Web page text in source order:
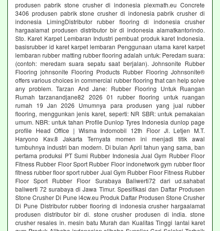
produsen pabrik stone crusher di indonesia plexmath.eu Concrete
3406 produsen pabrik stone crusher di indonesia pabrik crusher di
indonesia LimingDistributor rubber flooring di indonesia crusher
hargaalamat produsen distributor bir di indonesia alamatkantorindo.
Sto. Karet Karpet Lembaran Industri pembuat produk karet Indonesia.
basisrubber id karet karpet lembaran Penggunaan utama karet karpet
lembaran rubber matting rubber flooring adalah untuk: Peredam suara:
(contoh: meredam suara sepatu saat berjalan). Johnsonite Rubber
Flooring johnsonite Flooring Products Rubber Flooring Johnsonite®
offers various choices in commercial rubber flooring that can help solve
any problem. Tarzan And Jane: Rubber Flooring Untuk Ruangan
Rumah tarzanandjane82 2026 01 rubber flooring untuk ruangan
rumah 19 Jan 2026 Umumnya para produsen yang jual rubber
flooring, menggunkan jenis karet, seperti: NR SBR: untuk pemakaian
umum. NBR: untuk tahan Profile Dunlop Tyres Indonesia dunlop page
profile Head Office | Wisma Indomobil 12th Floor Jl. Letjen M.T.
Haryono Kav.8 Jakarta Ternyata momen ini menjadi titik awal
tumbuhnya industri ban modern. Di bulan April tahun yang sama, ban
pertama produksi PT Sumi Rubber Indonesia Jual Gym Rubber Floor
Fitness Rubber Floor Sport Rubber Floor indonetwork gym rubber floor
fitness rubber floor sport rubber Jual Gym Rubber Floor Fitness Rubber
Floor Sport Rubber Floor Surabaya Baliwerti72 dari ud.sahabat
baliwerti 72 surabaya di Jawa Timur. Spesifikasi dan Daftar Produsen
Stone Crusher Di Pune l4cw.eu Produk Daftar Produsen Stone Crusher
Di Pune Distributor rubber flooring di indonesia crusher hargaalamat
produsen distributor bir di. stone crusher produsen di india. stone
crusher resales in. mesin batu Murah dan Kualitas Tinggi lantai karet